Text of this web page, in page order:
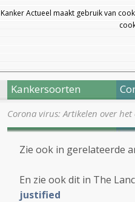
Kanker Actueel maakt gebruik van
Kankersoorten
Corona virus: Artikelen over
Zie ook in gerelateerde
En zie ook dit in The
justified